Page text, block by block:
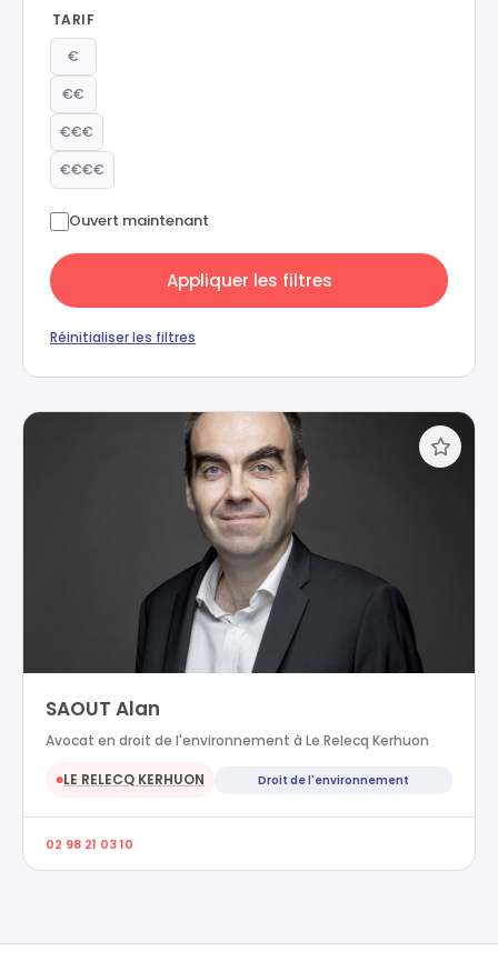
TARIF
€
€€
€€€
€€€€
Ouvert maintenant
Appliquer les filtres
Réinitialiser les filtres
SAOUT Alan
Avocat en droit de l'environnement à Le Relecq Kerhuon
●LE RELECQ KERHUON Droit de l'environnement
02 98 21 03 10